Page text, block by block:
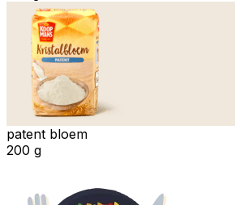
patent bloem
200 g